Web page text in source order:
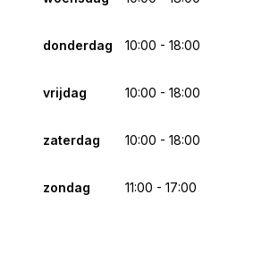
donderdag 10:00 - 18:00
vrijdag 10:00 - 18:00
zaterdag 10:00 - 18:00
zondag 11:00 - 17:00